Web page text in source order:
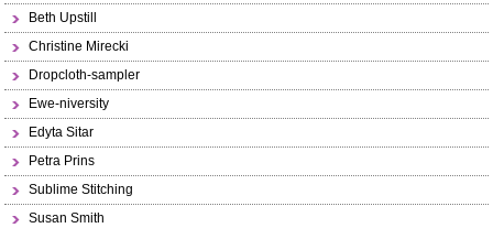
Beth Upstill
Christine Mirecki
Dropcloth-sampler
Ewe-niversity
Edyta Sitar
Petra Prins
Sublime Stitching
Susan Smith